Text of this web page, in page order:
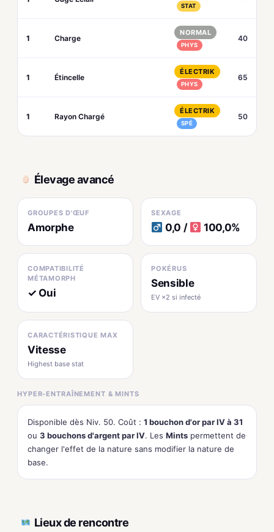
STAT
1 Charge
NORMAL
PHYS
40
1 Étincelle
ÉLECTRIK
PHYS
65
1 Rayon Chargé
ÉLECTRIK
SPÉ
50
Élevage avancé
GROUPES D'ŒUF
Amorphe
SEXAGE
0,0 / 100,0%
COMPATIBILITÉ
MÉTAMORPH
✓ Oui
POKÉRUS
Sensible
EV ×2 si infecté
CARACTÉRISTIQUE MAX
Vitesse
Highest base stat
HYPER-ENTRAÎNEMENT & MINTS
Disponible dès Niv. 50. Coût : 1 bouchon d'or par IV à 31
ou 3 bouchons d'argent par IV. Les Mints permettent de
changer l'effet de la nature sans modifier la nature de
base.
Lieux de rencontre